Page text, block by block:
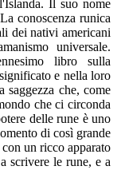
Il suo nome
conoscenza runica
dei nativi americani
universale.
libro sulla
e nella loro
saggezza che, come
che ci circonda
delle rune è uno
di così grande
un ricco apparato
scrivere le rune, e a